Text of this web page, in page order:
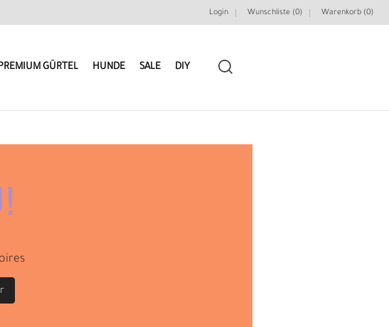
Login Wunschliste (0) Warenkorb (0)
GÜRTEL HUNDE SALE DIY